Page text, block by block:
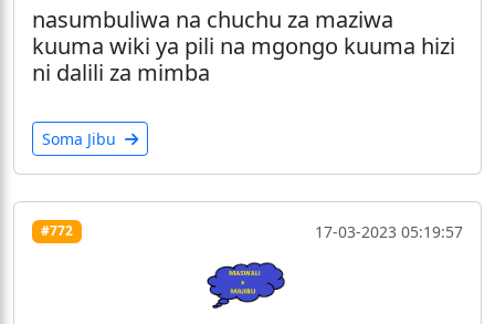
nasumbuliwa na chuchu za maziwa
kuuma wiki ya pili na mgongo kuuma hizi
ni dalili za mimba
Soma Jibu
#772 17-03-2023 05:19:57